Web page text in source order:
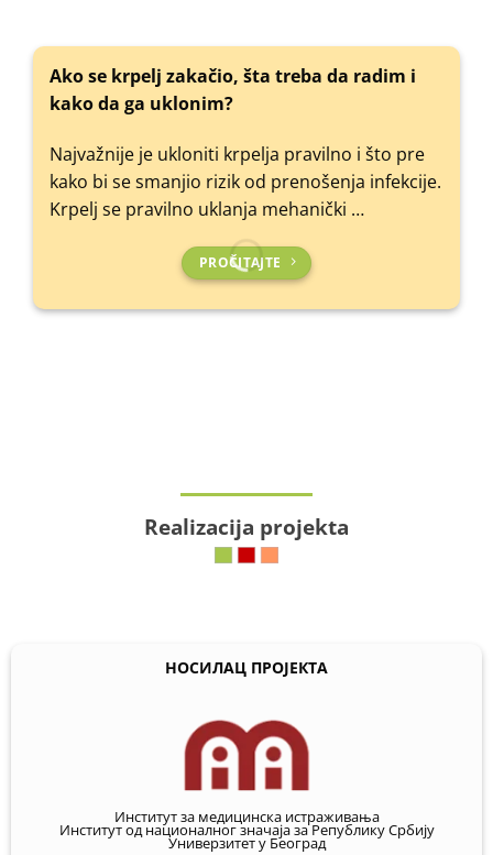
Ako se krpelj zakačio, šta treba da radim i
kako da ga uklonim?
Najvažnije je ukloniti krpelja pravilno i što pre
kako bi se smanjio rizik od prenošenja infekcije.
Krpelj se pravilno uklanja mehanički …
PROČITAJTE
Realizacija projekta
НОСИЛАЦ ПРОЈЕКТА
Институт за медицинска истраживања
Институт од националног значаја за Републику Србију
Универзитет у Београд